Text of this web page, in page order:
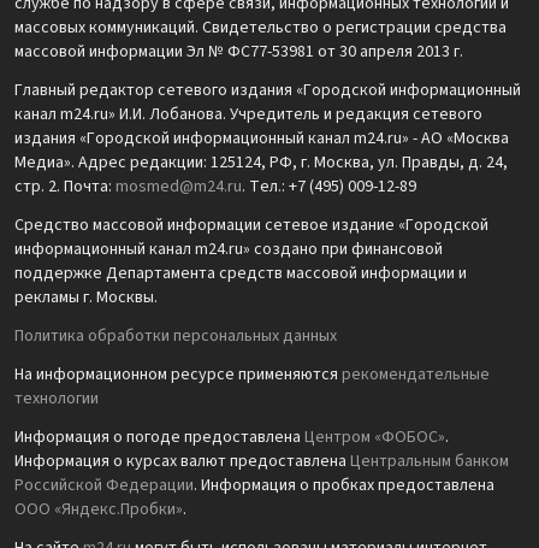
массовых коммуникаций. Свидетельство о регистрации средства
массовой информации Эл № ФС77-53981 от 30 апреля 2013 г.
Главный редактор сетевого издания «Городской информационный
канал m24.ru» И.И. Лобанова. Учредитель и редакция сетевого
издания «Городской информационный канал m24.ru» - АО «Москва
Медиа». Адрес редакции: 125124, РФ, г. Москва, ул. Правды, д. 24,
стр. 2. Почта: mosmed@m24.ru. Тел.: +7 (495) 009-12-89
Средство массовой информации сетевое издание «Городской
информационный канал m24.ru» создано при финансовой
поддержке Департамента средств массовой информации и
рекламы г. Москвы.
Политика обработки персональных данных
На информационном ресурсе применяются рекомендательные
технологии
Информация о погоде предоставлена Центром «ФОБОС».
Информация о курсах валют предоставлена Центральным банком
Российской Федерации. Информация о пробках предоставлена
ООО «Яндекс.Пробки».